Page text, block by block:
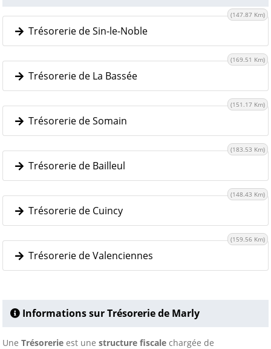
Trésorerie de Sin-le-Noble
(147.87 Km)
Trésorerie de La Bassée
(169.51 Km)
Trésorerie de Somain
(151.17 Km)
Trésorerie de Bailleul
(183.53 Km)
Trésorerie de Cuincy
(148.43 Km)
Trésorerie de Valenciennes
(159.56 Km)
Informations sur Trésorerie de Marly
Une Trésorerie est une structure fiscale chargée de